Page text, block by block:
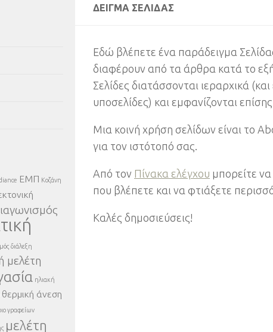
ΔΕΊΓΜΑ ΣΕΛΊΔΑΣ
Εδώ βλέπετε ένα παράδειγμα
διαφέρουν από τα άρθρα κατά το
Σελίδες διατάσσονται ιεραρχικά
υποσελίδες) και εμφανίζονται
Μια κοινή χρήση σελίδων είναι το
για τον ιστότοπό σας.
Από τον Πίνακα ελέγχου μπορείτε
που βλέπετε και να φτιάξετε
Καλές δημοσιεύσεις!
ΕΜΠ Κοζάνη
διάλεξη
μελέτη
ηλιακή
θερμική άνεση
γραφείων
μελέτη